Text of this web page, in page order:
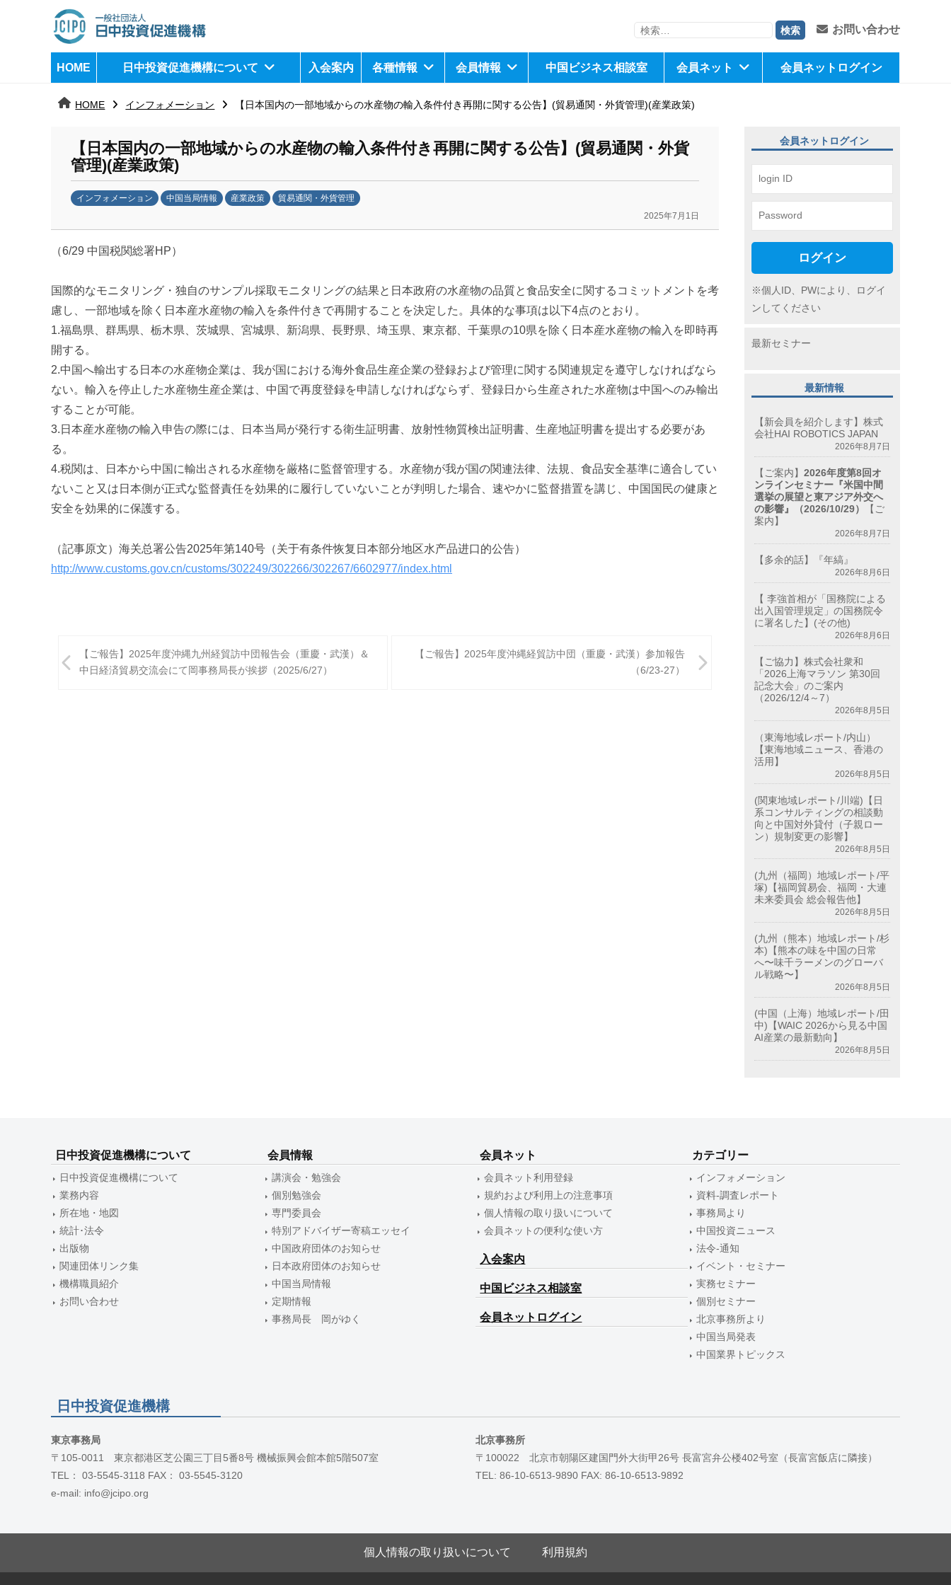
日
中
j
検
お問い合わせ
HOME 日中投資促進機構について 入会案内 各種情報 会員情報 中国ビジネス相談室 会員ネット 会員ネットログイン
HOME インフォメーション 【日本国内の一部地域からの水産物の輸入条件付き再開に関する公告】(貿易通関・外貨管理)(産業政策)
【日本国内の一部地域からの水産物の輸入条件付き再開に関する公告】(貿易通関・外貨
管理)(産業政策)
インフォメーション 中国当局情報 産業政策 貿易通関・外貨管理
2025年7月1日
日
投
促
機
構
(
j
c
p
o
（6/29 中国税関総署HP）
国際的なモニタリング・独自のサンプル採取モニタリングの結果と日本政府の水産物の品質と食品安全に関するコミットメントを考
慮し、一部地域を除く日本産水産物の輸入を条件付きで再開することを決定した。具体的な事項は以下4点のとおり。
1.福島県、群馬県、栃木県、茨城県、宮城県、新潟県、長野県、埼玉県、東京都、千葉県の10県を除く日本産水産物の輸入を即時再
開する。
2.中国へ輸出する日本の水産物企業は、我が国における海外食品生産企業の登録および管理に関する関連規定を遵守しなければなら
ない。輸入を停止した水産物生産企業は、中国で再度登録を申請しなければならず、登録日から生産された水産物は中国へのみ輸出
することが可能。
3.日本産水産物の輸入申告の際には、日本当局が発行する衛生証明書、放射性物質検出証明書、生産地証明書を提出する必要があ
る。
4.税関は、日本から中国に輸出される水産物を厳格に監督管理する。水産物が我が国の関連法律、法規、食品安全基準に適合してい
ないこと又は日本側が正式な監督責任を効果的に履行していないことが判明した場合、速やかに監督措置を講じ、中国国民の健康と
安全を効果的に保護する。
（記事原文）海关总署公告2025年第140号（关于有条件恢复日本部分地区水产品进口的公告）
http://www.customs.gov.cn/customs/302249/302266/302267/6602977/index.html
稿
【ご報告】2025年度沖縄九州経貿訪中団報告会（重慶・武漢）＆
中日経済貿易交流会にて岡事務局長が挨拶（2025/6/27）
【ご報告】2025年度沖縄経貿訪中団（重慶・武漢）参加報告
（6/23-27）
会員ネットログイン
ログイン
※個人ID、PWにより、ログイ
ンしてください
最新セミナー
最新情報
【新会員を紹介します】株式
会社HAI ROBOTICS JAPAN
2026年8月7日
【ご案内】2026年度第8回オ
ンラインセミナー『米国中間
選挙の展望と東アジア外交へ
の影響』（2026/10/29）
【ご
案内】
2026年8月7日
【多余的話】『年縞』
2026年8月6日
【 李強首相が「国務院による
出入国管理規定」の国務院令
に署名した】(その他)
2026年8月6日
【ご協力】株式会社衆和
「2026上海マラソン 第30回
記念大会」のご案内
（2026/12/4～7）
2026年8月5日
（東海地域レポート/内山）
【東海地域ニュース、香港の
活用】
2026年8月5日
(関東地域レポート/川端)【日
系コンサルティングの相談動
向と中国対外貸付（子親ロー
ン）規制変更の影響】
2026年8月5日
(九州（福岡）地域レポート/平
塚)【福岡貿易会、福岡・大連
未来委員会 総会報告他】
2026年8月5日
(九州（熊本）地域レポート/杉
本)【熊本の味を中国の日常
へ〜味千ラーメンのグローバ
ル戦略〜】
2026年8月5日
(中国（上海）地域レポート/田
中)【WAIC 2026から見る中国
AI産業の最新動向】
2026年8月5日
日中投資促進機構について
日中投資促進機構について
業務内容
所在地・地図
統計･法令
出版物
関連団体リンク集
機構職員紹介
お問い合わせ
会員情報
講演会・勉強会
個別勉強会
専門委員会
特別アドバイザー寄稿エッセイ
中国政府団体のお知らせ
日本政府団体のお知らせ
中国当局情報
定期情報
事務局長 岡がゆく
会員ネット
会員ネット利用登録
規約および利用上の注意事項
個人情報の取り扱いについて
会員ネットの便利な使い方
入会案内
中国ビジネス相談室
会員ネットログイン
カテゴリー
インフォメーション
資料-調査レポート
事務局より
中国投資ニュース
法令-通知
イベント・セミナー
実務セミナー
個別セミナー
北京事務所より
中国当局発表
中国業界トピックス
日中投資促進機構
東京事務局
〒105-0011 東京都港区芝公園三丁目5番8号 機械振興会館本館5階507室
TEL： 03-5545-3118 FAX： 03-5545-3120
e-mail: info@jcipo.org
北京事務所
〒100022 北京市朝陽区建国門外大街甲26号 長富宮弁公楼402号室（長富宮飯店に隣接）
TEL: 86-10-6513-9890 FAX: 86-10-6513-9892
個人情報の取り扱いについて 利用規約